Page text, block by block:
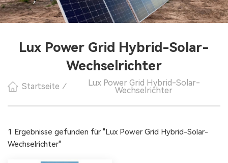
Lux Power Grid Hybrid-Solar-
Wechselrichter
Startseite / Lux Power Grid Hybrid-Solar-
Wechselrichter
1 Ergebnisse gefunden für "Lux Power Grid Hybrid-Solar-
Wechselrichter"